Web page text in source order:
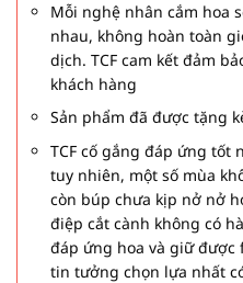
Mỗi nghệ nhân cắm hoa
nhau, không hoàn toàn
dịch. TCF cam kết đảm
khách hàng
Sản phẩm đã được tặng
TCF cố gắng đáp ứng tốt
tuy nhiên, một số mùa
còn búp chưa kịp nở nở
điệp cắt cành không có
đáp ứng hoa và giữ được
tin tưởng chọn lựa nhất